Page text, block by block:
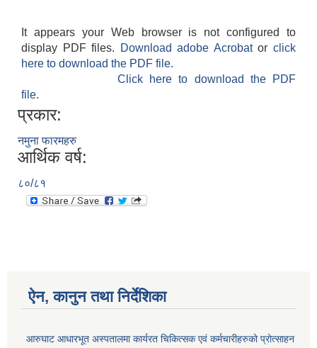
It appears your Web browser is not configured to
display PDF files.
Download adobe Acrobatorclick
here to download the PDF file.
Click here to download the PDF
file.
प्रकार:
नमुना फारमहरु
आर्थिक वर्ष:
८०/८१
ऐन, कानुन तथा निर्देशिका
आरुघाट आधारभूत अस्पतालमा कार्यरत चिकित्सक एवं कर्मचारीहरुको प्रोत्साहन